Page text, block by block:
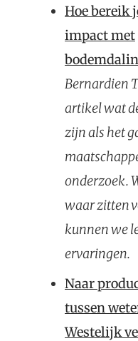
Hoe bereik
impact met
Bernardien
artikel wat
zijn als het
onderzoek.
waar zitten
kunnen we
ervaringen.
Naar
tussen
Westelijk